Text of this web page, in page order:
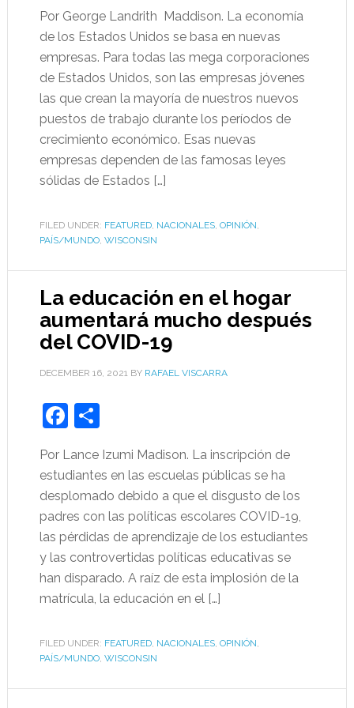
Por George Landrith Maddison. La economía
de los Estados Unidos se basa en nuevas
empresas. Para todas las mega corporaciones
de Estados Unidos, son las empresas jóvenes
las que crean la mayoría de nuestros nuevos
puestos de trabajo durante los períodos de
crecimiento económico. Esas nuevas
empresas dependen de las famosas leyes
sólidas de Estados […]
FILED UNDER: FEATURED, NACIONALES, OPINIÓN,
PAÍS/MUNDO, WISCONSIN
La educación en el hogar
aumentará mucho después
del COVID-19
DECEMBER 16, 2021BY RAFAEL VISCARRA
Facebook
Share
Por Lance Izumi Madison. La inscripción de
estudiantes en las escuelas públicas se ha
desplomado debido a que el disgusto de los
padres con las políticas escolares COVID-19,
las pérdidas de aprendizaje de los estudiantes
y las controvertidas políticas educativas se
han disparado. A raíz de esta implosión de la
matrícula, la educación en el […]
FILED UNDER: FEATURED, NACIONALES, OPINIÓN,
PAÍS/MUNDO, WISCONSIN